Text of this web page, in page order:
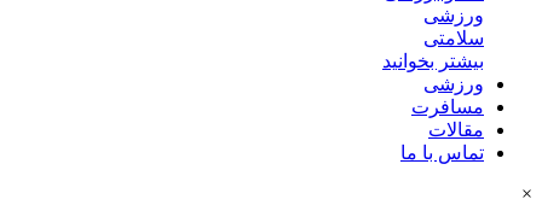
ورزشی
سلامتی
بیشتر بخوانید
ورزشی
مسافرت
مقالات
تماس با ما
×